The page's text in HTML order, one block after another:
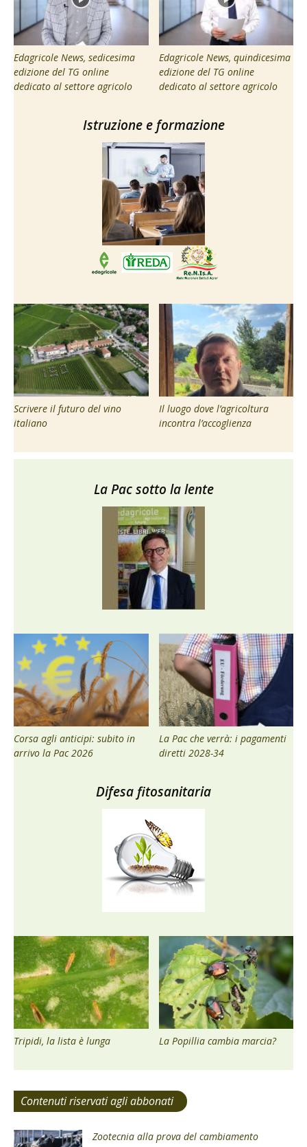
Edagricole News, sedicesima
edizione del TG online
dedicato al settore agricolo
Edagricole News, quindicesima
edizione del TG online
dedicato al settore agricolo
Istruzione e formazione
Scrivere il futuro del vino
italiano
Il luogo dove l’agricoltura
incontra l’accoglienza
La Pac sotto la lente
Corsa agli anticipi: subito in
arrivo la Pac 2026
La Pac che verrà: i pagamenti
diretti 2028-34
Difesa fitosanitaria
Tripidi, la lista è lunga La Popillia cambia marcia?
Contenuti riservati agli abbonati
Zootecnia alla prova del cambiamento